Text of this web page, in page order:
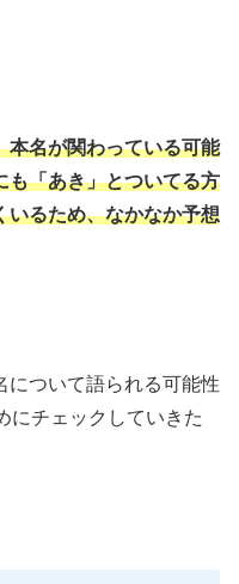
本名が関わっている可能
も「あき」とついてる方
いるため、なかなか予想
について語られる可能性
にチェックしていきた